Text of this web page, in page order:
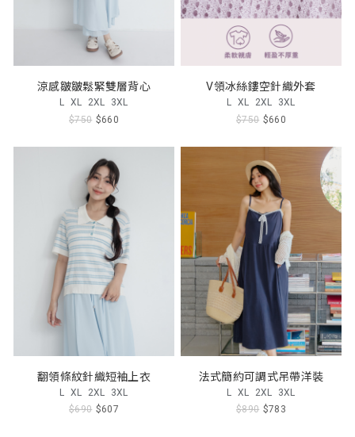
涼感皺皺鬆緊雙層背心
L XL 2XL 3XL
$750 $660
V領冰絲鏤空針織外套
L XL 2XL 3XL
$750 $660
翻領條紋針織短袖上衣
L XL 2XL 3XL
$690 $607
法式簡約可調式吊帶洋裝
L XL 2XL 3XL
$890 $783